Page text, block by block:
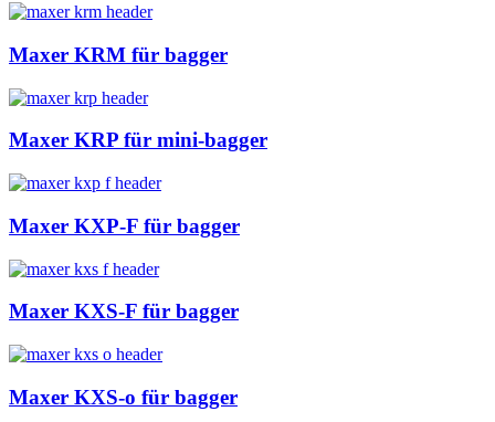
Maxer KRM für bagger
Maxer KRP für mini-bagger
Maxer KXP-F für bagger
Maxer KXS-F für bagger
Maxer KXS-o für bagger